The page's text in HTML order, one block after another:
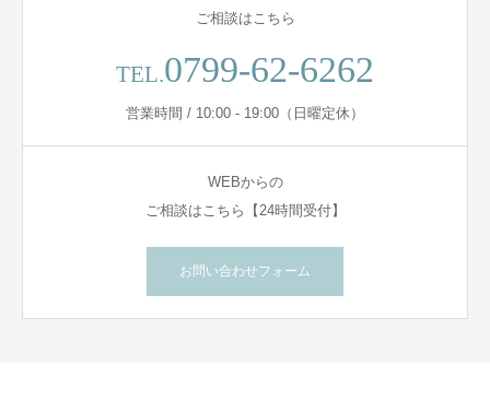
ご相談はこちら
TEL.0799-62-6262
営業時間 / 10:00 - 19:00（日曜定休）
WEBからの
ご相談はこちら【24時間受付】
お問い合わせフォーム